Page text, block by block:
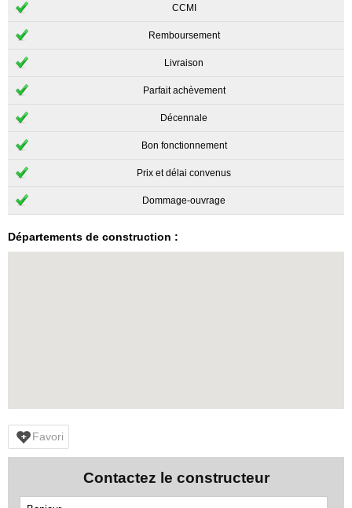
CCMI
Remboursement
Livraison
Parfait achèvement
Décennale
Bon fonctionnement
Prix et délai convenus
Dommage-ouvrage
Départements de construction :
Favori
Contactez le constructeur